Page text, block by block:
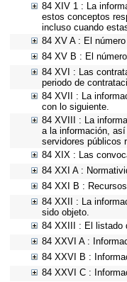
84 XIV 1 : La
estos conceptos
incluso cuando
84 XV A : El
84 XV B : El
84 XVI : Las
periodo de
84 XVII : La
con lo siguiente.
84 XVIII : La
a la información,
servidores públicos
84 XIX : Las
84 XXI A :
84 XXI B :
84 XXII : La
sido objeto.
84 XXIII : El listado
84 XXVI A :
84 XXVI B :
84 XXVI C :